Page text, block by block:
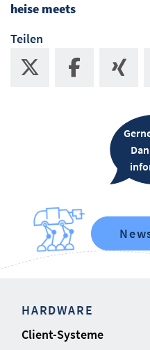
heise meets
Teilen
HARDWARE
Client-Systeme